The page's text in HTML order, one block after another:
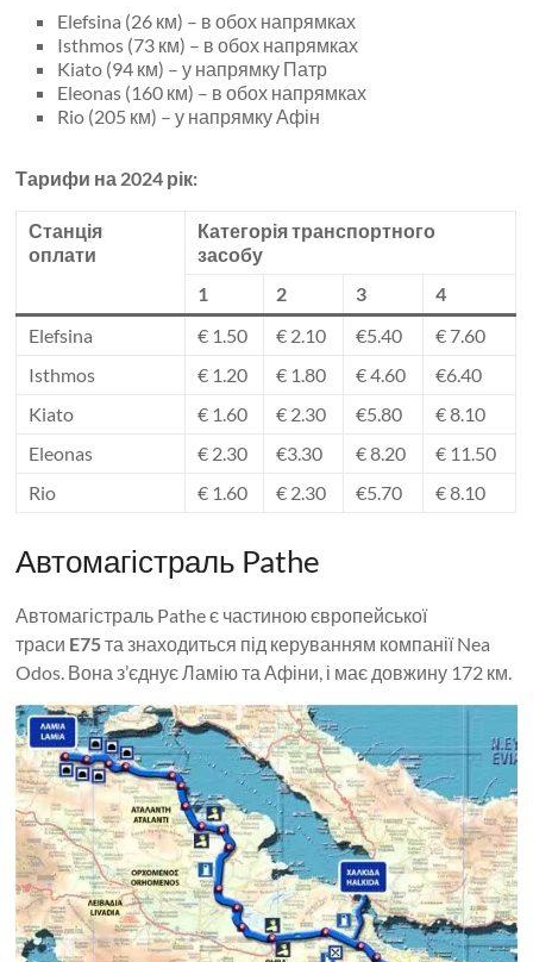
Elefsina (26 км) – в обох напрямках
Isthmos (73 км) – в обох напрямках
Kiato (94 км) – у напрямку Патр
Eleonas (160 км) – в обох напрямках
Rio (205 км) – у напрямку Афін
Тарифи на 2024 рік:
Станція
оплати
Категорія транспортного
засобу
1
2 3
4
Elefsina
€ 1.50 € 2.10 €5.40
€ 7.60
Isthmos
€ 1.20 € 1.80 € 4.60
€6.40
Kiato
€ 1.60 € 2.30 €5.80
€ 8.10
Eleonas
€ 2.30 €3.30 € 8.20
€ 11.50
Rio
€ 1.60 € 2.30 €5.70 € 8.10
Автомагістраль Pathe
Автомагістраль Pathe є частиною європейської
траси E75та знаходиться під керуванням компанії Nea
Odos. Вона з’єднує Ламію та Афіни, і має довжину 172 км.